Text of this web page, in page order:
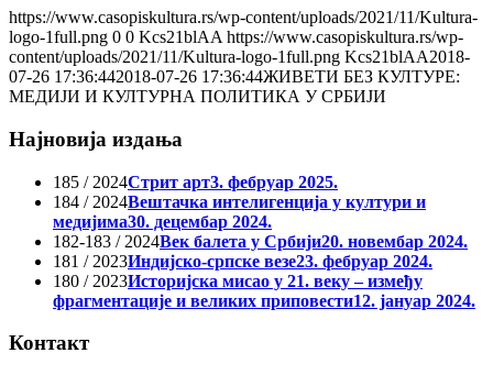
https://www.casopiskultura.rs/wp-content/uploads/2021/11/Kultura-
logo-1full.png 0 0 Kcs21blAA https://www.casopiskultura.rs/wp-
content/uploads/2021/11/Kultura-logo-1full.png Kcs21blAA2018-
07-26 17:36:442018-07-26 17:36:44ЖИВЕТИ БЕЗ КУЛТУРЕ:
МЕДИЈИ И КУЛТУРНА ПОЛИТИКА У СРБИЈИ
Најновија издања
185 / 2024Стрит арт3. фебруар 2025.
184 / 2024Вештачка интелигенција у култури и
медијима30. децембар 2024.
182-183 / 2024Век балета у Србији20. новембар 2024.
181 / 2023Индијско-српске везе23. фебруар 2024.
180 / 2023Историјска мисао у 21. веку – између
фрагментације и великих приповести12. јануар 2024.
Контакт